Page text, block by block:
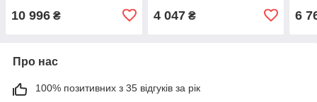
10 996 ₴ 4 047₴ 6
Про нас
100% позитивних з 35 відгуків за рік